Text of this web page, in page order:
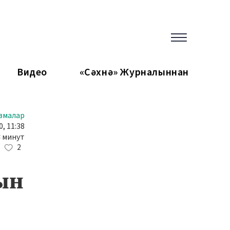
Видео «Сәхнә» Журналыннан
11:38
минут
2